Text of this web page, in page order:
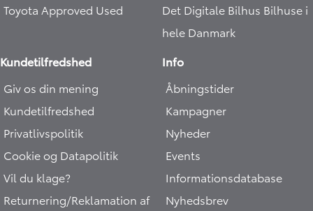
Toyota Approved Used
Det Digitale Bilhus Bilhuse i
hele Danmark
Kundetilfredshed
Giv os din mening
Kundetilfredshed
Privatlivspolitik
Cookie og Datapolitik
Vil du klage?
Returnering/Reklamation af
Info
Åbningstider
Kampagner
Nyheder
Events
Informationsdatabase
Nyhedsbrev